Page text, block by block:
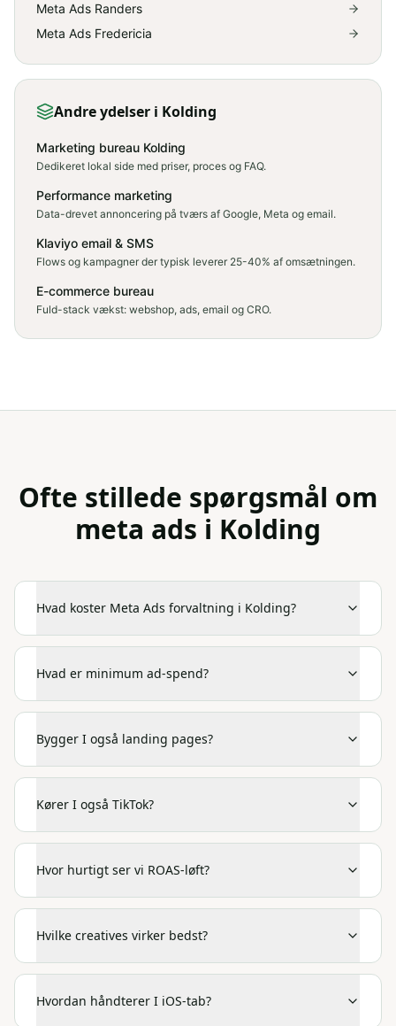
Meta Ads Randers
Meta Ads Fredericia
Andre ydelser i Kolding
Marketing bureau Kolding
Dedikeret lokal side med priser, proces og FAQ.
Performance marketing
Data-drevet annoncering på tværs af Google, Meta og email.
Klaviyo email & SMS
Flows og kampagner der typisk leverer 25-40% af omsætningen.
E-commerce bureau
Fuld-stack vækst: webshop, ads, email og CRO.
Ofte stillede spørgsmål om
meta ads i Kolding
Hvad koster Meta Ads forvaltning i Kolding?
Hvad er minimum ad-spend?
Bygger I også landing pages?
Kører I også TikTok?
Hvor hurtigt ser vi ROAS-løft?
Hvilke creatives virker bedst?
Hvordan håndterer I iOS-tab?